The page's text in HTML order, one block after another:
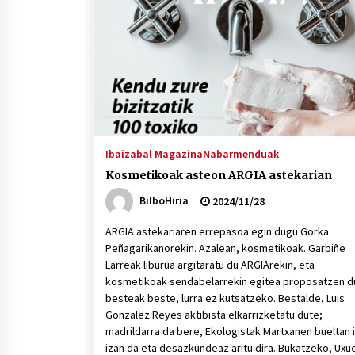
protagonista
2026/07/16
POTTO: San Pedro jaietako bertso-
2026/07/09
Auritz Iñurrietaren margoak
ikusgai Uribitarte40 aretoan
Ibaizabal MagazinaNabarmenduak
Kosmetikoak asteon ARGIA astekarian
BilboHiria
2024/11/28
ARGIA astekariaren errepasoa egin dugu Gorka
Peñagarikanorekin. Azalean, kosmetikoak. Garbiñe
Larreak liburua argitaratu du ARGIArekin, eta
kosmetikoak sendabelarrekin egitea proposatzen
besteak beste, lurra ez kutsatzeko. Bestalde, Luis
Gonzalez Reyes aktibista elkarrizketatu dute;
madrildarra da bere, Ekologistak Martxanen bueltan
izan da eta desazkundeaz aritu dira. Bukatzeko,